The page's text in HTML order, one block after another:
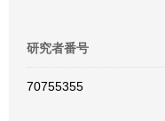
研究者番号
70755355